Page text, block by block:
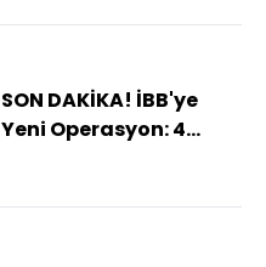
Gözaltı Kararı
SON DAKİKA! İBB'ye
Yeni Operasyon: 4